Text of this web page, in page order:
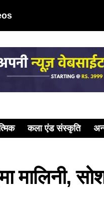
कला एंड संस्कृति
मालिनी,